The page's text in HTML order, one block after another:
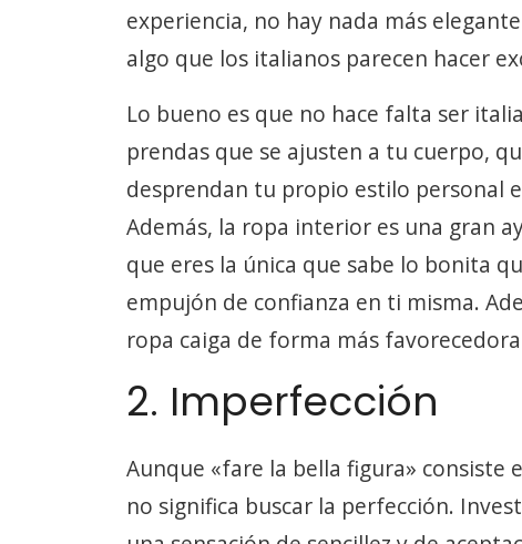
experiencia, no hay nada más
algo que los italianos parecen hacer
Lo bueno es que no hace falta ser
prendas que se ajusten a tu cuerpo,
desprendan tu propio estilo personal
Además, la ropa interior es una gran
que eres la única que sabe lo bonita
empujón de confianza en ti misma.
ropa caiga de forma más
2. Imperfección
Aunque «fare la bella figura»
no significa buscar la perfección.